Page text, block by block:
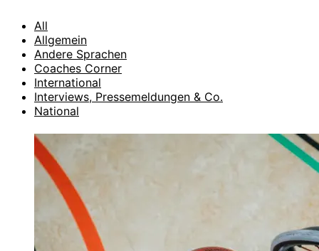
All
Allgemein
Andere Sprachen
Coaches Corner
International
Interviews, Pressemeldungen & Co.
National